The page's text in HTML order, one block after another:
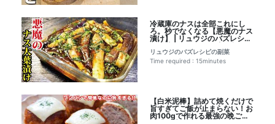
冷蔵庫のナスは全部これにし
ろ。秒でなくなる【悪魔のナス
漬け】 | リュウジのバズレシピ
リュウジのバズレシピの副菜
Time required : 15minutes
【白米泥棒】詰めて焼くだけで
旨すぎてご飯が止まらない！お
肉100gで作れる最強の晩ごは